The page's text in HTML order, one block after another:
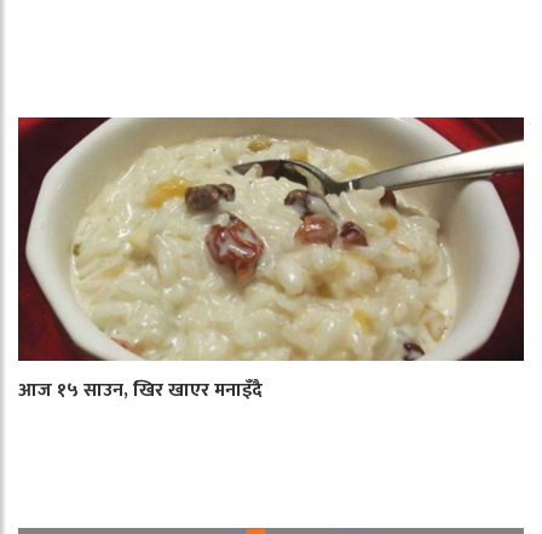
आज १५ साउन, खिर खाएर मनाइँदै